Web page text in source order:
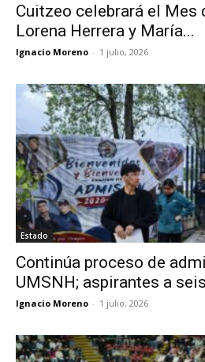
Cuitzeo celebrará el Mes
Lorena Herrera y María...
Ignacio Moreno - 1 julio, 2026
Estado
Continúa proceso de
UMSNH; aspirantes a
Ignacio Moreno - 1 julio, 2026